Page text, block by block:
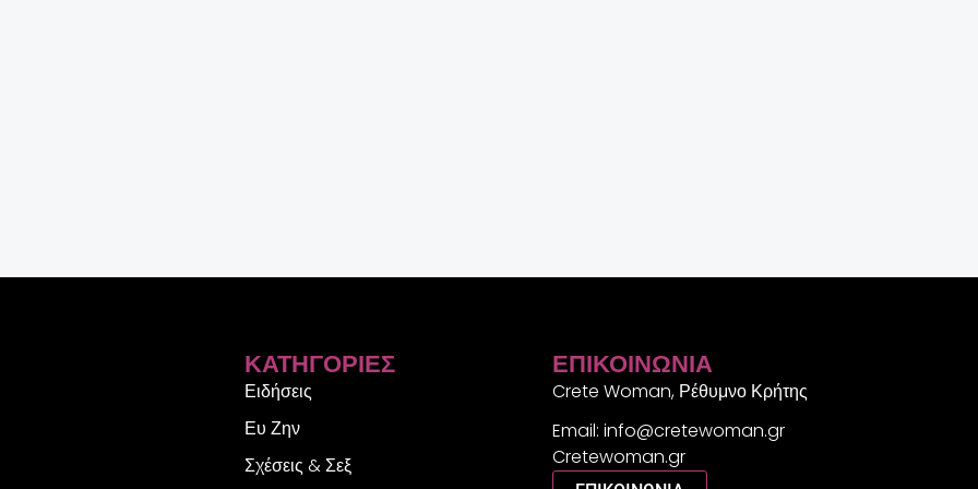
ΚΑΤΗΓΟΡΊΕΣ
Ειδήσεις
Ευ Ζην
Σχέσεις & Σεξ
ΕΠΙΚΟΙΝΩΝΊΑ
Crete Woman, Ρέθυμνο Κρήτης
Email: info@cretewoman.gr
Cretewoman.gr